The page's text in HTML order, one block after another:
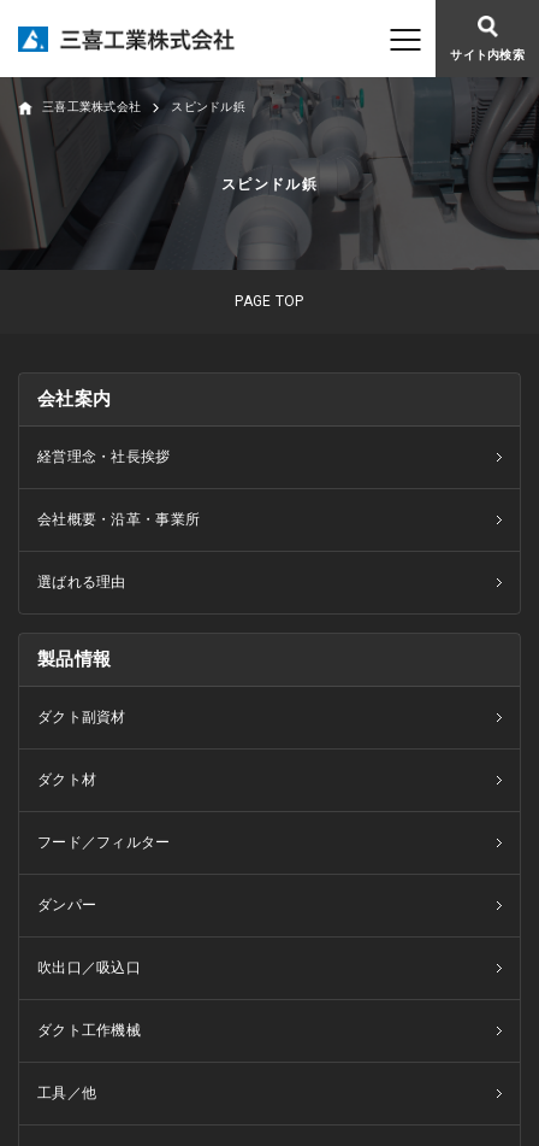
サイト内検索
スピンドル鋲
三喜工業株式会社 スピンドル鋲
PAGE TOP
会社案内
経営理念・社長挨拶
会社概要・沿革・事業所
選ばれる理由
製品情報
ダクト副資材
ダクト材
フード／フィルター
ダンパー
吹出口／吸込口
ダクト工作機械
工具／他